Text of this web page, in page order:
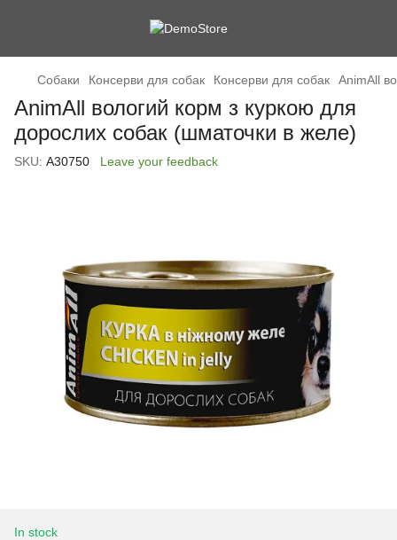
Cобаки Консерви для собак Консерви для собак AnimAll
AnimAll вологий корм з куркою для
дорослих собак (шматочки в желе)
SKU: А30750 Leave your feedback
In stock